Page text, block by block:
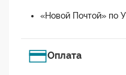
«Новой Почтой» по
Оплата